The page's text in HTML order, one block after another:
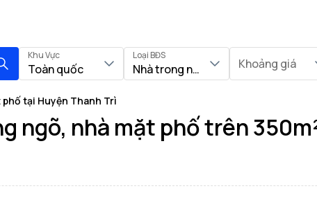
Khu Vực
Toàn quốc
Loại BĐS
Nhà trong ngõ, Nhà mặt phố
Khoảng giá
tại Huyện Thanh Trì
ngõ, nhà mặt phố trên